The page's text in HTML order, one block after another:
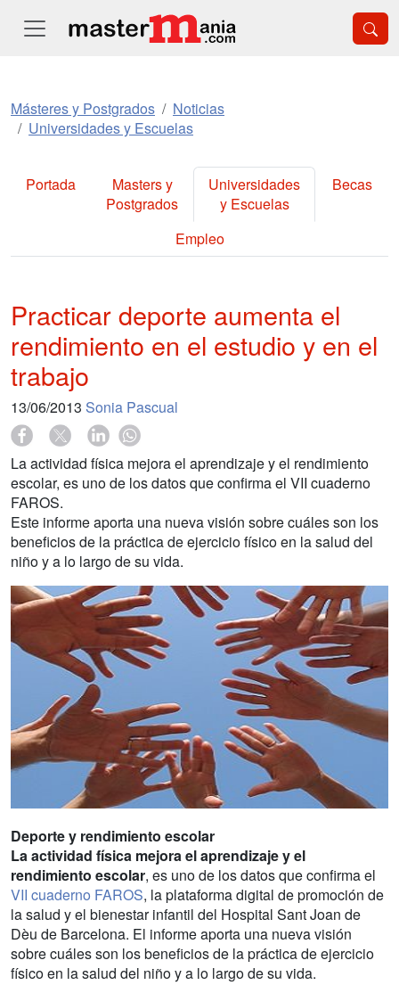
Másteres y Postgrados
Noticias
Universidades y Escuelas
Portada
Masters y
Postgrados
Universidades
y Escuelas
Becas
Empleo
Practicar deporte aumenta el
rendimiento en el estudio y en el
trabajo
13/06/2013 Sonia Pascual
La actividad física mejora el aprendizaje y el rendimiento
escolar, es uno de los datos que confirma el VII cuaderno
FAROS.
Este informe aporta una nueva visión sobre cuáles son los
beneficios de la práctica de ejercicio físico en la salud del
niño y a lo largo de su vida.
Deporte y rendimiento escolar
La actividad física mejora el aprendizaje y el
rendimiento escolar, es uno de los datos que confirma el
VII cuaderno FAROS, la plataforma digital de promoción de
la salud y el bienestar infantil del Hospital Sant Joan de
Dèu de Barcelona. El informe aporta una nueva visión
sobre cuáles son los beneficios de la práctica de ejercicio
físico en la salud del niño y a lo largo de su vida.